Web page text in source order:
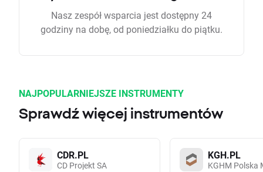
Nasz zespół wsparcia jest dostępny 24
godziny na dobę, od poniedziałku do piątku.
NAJPOPULARNIEJSZE INSTRUMENTY
Sprawdź więcej instrumentów
CDR.PL
CD Projekt SA
KGH.PL
KGHM Polska